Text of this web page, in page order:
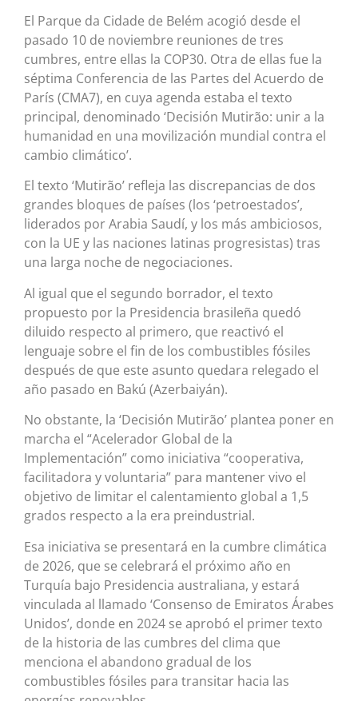
El Parque da Cidade de Belém acogió desde el
pasado 10 de noviembre reuniones de tres
cumbres, entre ellas la COP30. Otra de ellas fue la
séptima Conferencia de las Partes del Acuerdo de
París (CMA7), en cuya agenda estaba el texto
principal, denominado ‘Decisión Mutirão: unir a la
humanidad en una movilización mundial contra el
cambio climático’.
El texto ‘Mutirão’ refleja las discrepancias de dos
grandes bloques de países (los ‘petroestados’,
liderados por Arabia Saudí, y los más ambiciosos,
con la UE y las naciones latinas progresistas) tras
una larga noche de negociaciones.
Al igual que el segundo borrador, el texto
propuesto por la Presidencia brasileña quedó
diluido respecto al primero, que reactivó el
lenguaje sobre el fin de los combustibles fósiles
después de que este asunto quedara relegado el
año pasado en Bakú (Azerbaiyán).
No obstante, la ‘Decisión Mutirão’ plantea poner en
marcha el “Acelerador Global de la
Implementación” como iniciativa “cooperativa,
facilitadora y voluntaria” para mantener vivo el
objetivo de limitar el calentamiento global a 1,5
grados respecto a la era preindustrial.
Esa iniciativa se presentará en la cumbre climática
de 2026, que se celebrará el próximo año en
Turquía bajo Presidencia australiana, y estará
vinculada al llamado ‘Consenso de Emiratos Árabes
Unidos’, donde en 2024 se aprobó el primer texto
de la historia de las cumbres del clima que
menciona el abandono gradual de los
combustibles fósiles para transitar hacia las